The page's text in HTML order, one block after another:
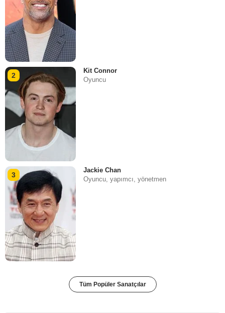
2
Kit Connor
Oyuncu
3
Jackie Chan
Oyuncu, yapımcı, yönetmen
Tüm Popüler Sanatçılar